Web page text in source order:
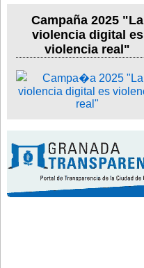
Campaña 2025 "La
violencia digital es
violencia real"